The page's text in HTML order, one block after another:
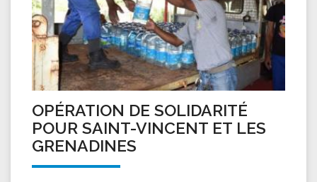
OPÉRATION DE SOLIDARITÉ
POUR SAINT-VINCENT ET LES
GRENADINES